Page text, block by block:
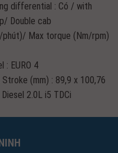
differential : Có / with
Double cab
Max torque (Nm/rpm)
: EURO 4
(mm) : 89,9 x 100,76
2.0L i5 TDCi